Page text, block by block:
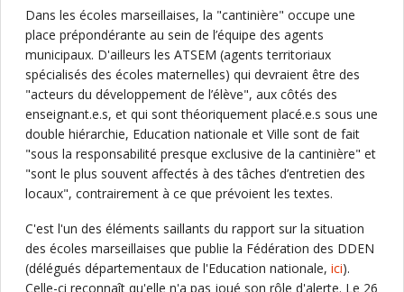
Dans les écoles marseillaises, la "cantinière" occupe une
place prépondérante au sein de l’équipe des agents
municipaux. D'ailleurs les ATSEM (agents territoriaux
spécialisés des écoles maternelles) qui devraient être des
"acteurs du développement de l’élève", aux côtés des
enseignant.e.s, et qui sont théoriquement placé.e.s sous une
double hiérarchie, Education nationale et Ville sont de fait
"sous la responsabilité presque exclusive de la cantinière" et
"sont le plus souvent affectés à des tâches d’entretien des
locaux", contrairement à ce que prévoient les textes.
C'est l'un des éléments saillants du rapport sur la situation
des écoles marseillaises que publie la Fédération des DDEN
(délégués départementaux de l'Education nationale, ici).
Celle-ci reconnaît qu'elle n'a pas joué son rôle d'alerte. Le 26